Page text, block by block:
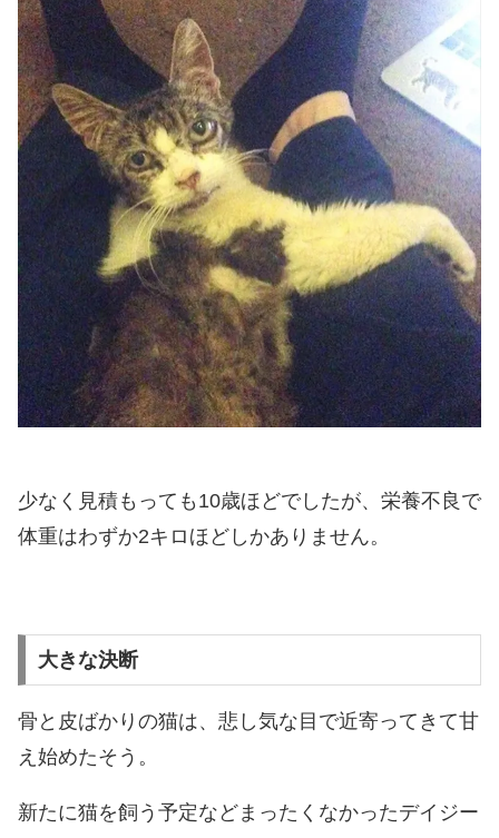
少なく見積もっても10歳ほどでしたが、栄養不良で
体重はわずか2キロほどしかありません。
大きな決断
骨と皮ばかりの猫は、悲し気な目で近寄ってきて甘
え始めたそう。
新たに猫を飼う予定などまったくなかったデイジー